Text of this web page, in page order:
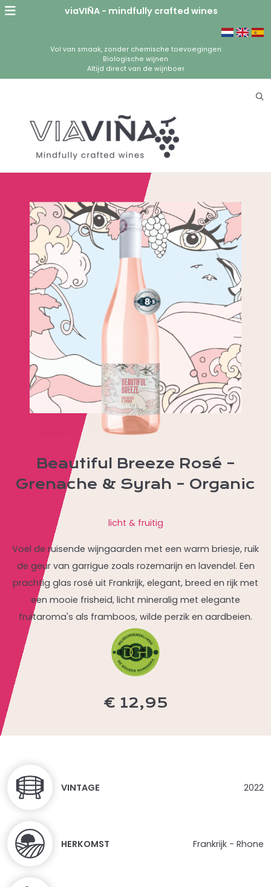
viaVIÑA - mindfully crafted wines
Vol van smaak, zonder chemische toevoegingen
Biologische wijnen
Altijd direct van de wijnboer
Beautiful Breeze Rosé –
Grenache & Syrah – Organic
licht & fruitig
Voel de ruisende wijngaarden met een warm briesje, ruik
de geur van garrigue zoals rozemarijn en lavendel. Een
prachtig glas rosé uit Frankrijk, elegant, breed en rijk met
een mooie frisheid, licht mineralig met elegante
fruitaroma's als framboos, wilde perzik en aardbeien.
€ 12,95
Dit
VINTAGE 2022
HERKOMST Frankrijk - Rhone